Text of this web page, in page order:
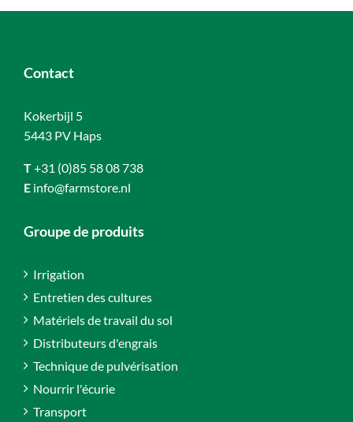
Contact
Kokerbijl 5
5443 PV Haps
T+31 (0)85 58 08 738
E info@farmstore.nl
Groupe de produits
Irrigation
Entretien des cultures
Matériels de travail du sol
Distributeurs d'engrais
Technique de pulvérisation
Nourrir l'écurie
Transport